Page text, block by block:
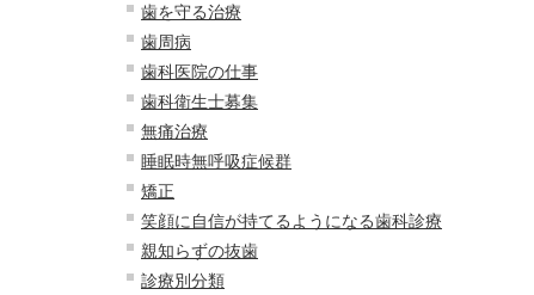
歯を守る治療
歯周病
歯科医院の仕事
歯科衛生士募集
無痛治療
睡眠時無呼吸症候群
矯正
笑顔に自信が持てるようになる歯科診療
親知らずの抜歯
診療別分類